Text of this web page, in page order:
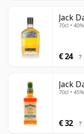
Jack
70cl • 40%
€ 24 ?
Jack
70cl • 45%
€ 32 ?